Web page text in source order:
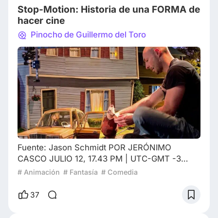
un reflejo de
Stop-Motion: Historia de una FORMA de
hacer cine
Pinocho de Guillermo del Toro
Fuente: Jason Schmidt POR JERÓNIMO
CASCO JULIO 12, 17.43 PM | UTC-GMT -3
STOP-MOTION: HISTORIA DE UNA FORMA DE
realizador mexicano Guillermo Del Toro
# Animación # Fantasía # Comedia
37